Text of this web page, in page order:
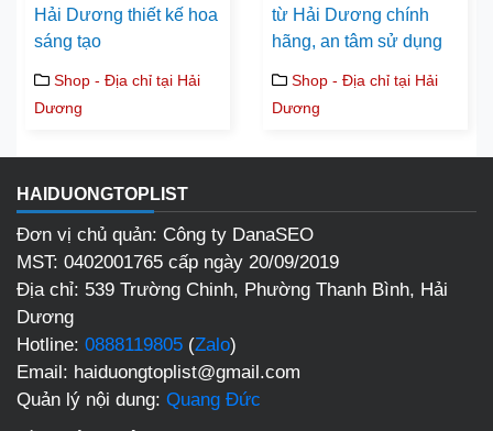
Hải Dương thiết kế hoa
sáng tạo
Shop - Địa chỉ tại Hải
Dương
từ Hải Dương chính
hãng, an tâm sử dụng
Shop - Địa chỉ tại Hải
Dương
HAIDUONGTOPLIST
Đơn vị chủ quản: Công ty DanaSEO
MST: 0402001765 cấp ngày 20/09/2019
Địa chỉ: 539 Trường Chinh, Phường Thanh Bình, Hải
Dương
Hotline: 0888119805 (Zalo)
Email: haiduongtoplist@gmail.com
Quản lý nội dung: Quang Đức